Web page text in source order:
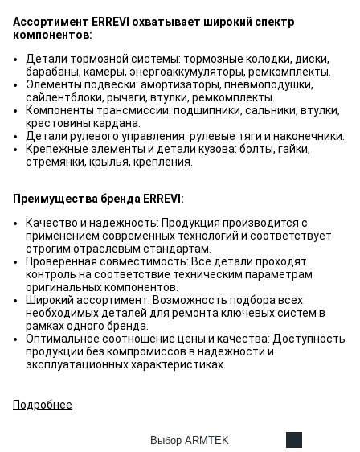
Ассортимент ERREVI охватывает широкий спектр
компонентов:
Детали тормозной системы: тормозные колодки, диски,
барабаны, камеры, энергоаккумуляторы, ремкомплекты.
Элементы подвески: амортизаторы, пневмоподушки,
сайлентблоки, рычаги, втулки, ремкомплекты.
Компоненты трансмиссии: подшипники, сальники, втулки,
крестовины кардана.
Детали рулевого управления: рулевые тяги и наконечники.
Крепежные элементы и детали кузова: болты, гайки,
стремянки, крылья, крепления.
Преимущества бренда ERREVI:
Качество и надежность: Продукция производится с
применением современных технологий и соответствует
строгим отраслевым стандартам.
Проверенная совместимость: Все детали проходят
контроль на соответствие техническим параметрам
оригинальных компонентов.
Широкий ассортимент: Возможность подбора всех
необходимых деталей для ремонта ключевых систем в
рамках одного бренда.
Оптимальное соотношение цены и качества: Доступность
продукции без компромиссов в надежности и
эксплуатационных характеристиках.
Подробнее
Выбор ARMTEK